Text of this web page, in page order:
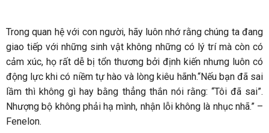
Trong quan hệ với con người, hãy luôn nhớ rằng chúng ta đang
giao tiếp với những sinh vật không những có lý trí mà còn có
cảm xúc, họ rất dễ bị tổn thương bởi định kiến nhưng luôn có
động lực khi có niềm tự hào và lòng kiêu hãnh.“Nếu bạn đã sai
lầm thì không gì hay bằng thẳng thắn nói rằng: “Tôi đã sai”.
Nhượng bộ không phải hạ mình, nhận lỗi không là nhục nhã.” –
Fenelon.